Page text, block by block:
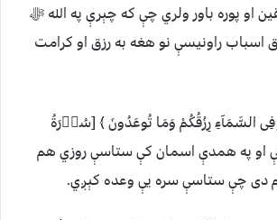
او پوره باور ولري چې که چېرې په الله ﷻ
اسباب راونیسې نو هغه به رزق او کرامت
وَفِى السَّمَآءِ رِزْقُكُمْ وَمَا تُوعَدُونَ ﴾ [سُوۡرَةُ
۲۲] يعنې او په همدې اسمان کې ستاسې روزي هم
دی چې ستاسې سره یې وعده کېږي.